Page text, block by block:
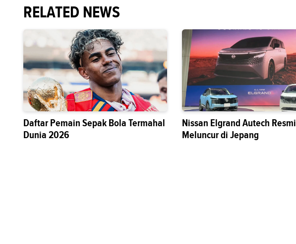
RELATED NEWS
Daftar Pemain Sepak Bola Termahal
Dunia 2026
Nissan Elgrand Autech Resmi
Meluncur di Jepang